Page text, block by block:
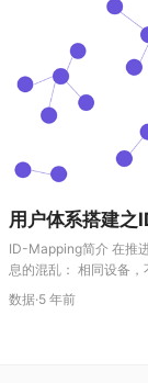
用户体系搭建
ID-Mapping简介 在推
息的混乱： 相同设备
信小程序和APP 同个
数据·5 年前